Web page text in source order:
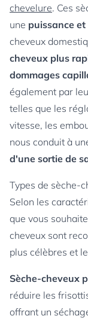
chevelure. Ces
une puissance
cheveux
cheveux plus
dommages
également par
telles que les
vitesse, les
nous conduit à
d'une sortie de
Types de sèche-
Selon les
que vous
cheveux sont
plus célèbres et
Sèche-cheveux
réduire les
offrant un